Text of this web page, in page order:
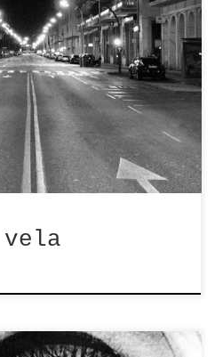
marzo de 2023, Pepe
de Matraca
vela